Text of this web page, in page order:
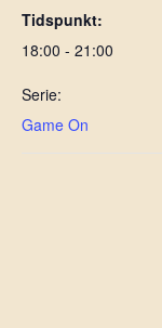
Tidspunkt:
18:00 - 21:00
Serie:
Game On